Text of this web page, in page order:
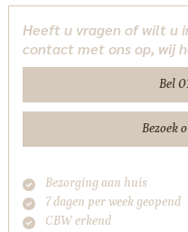
35x45
cm
Tower
aantal
Heeft u vragen of wilt u
contact met ons op, wij
Bel
Bezoek
Bezorging aan huis
7 dagen per week geopend
CBW erkend